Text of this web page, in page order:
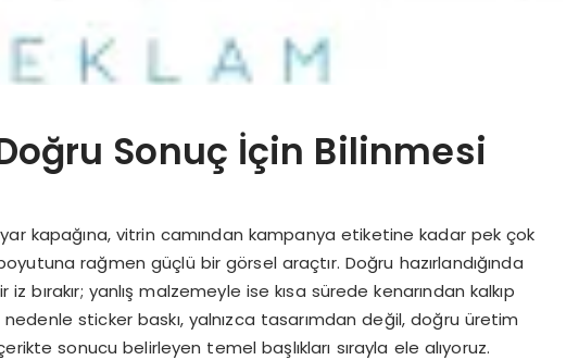
Sonuç İçin Bilinmesi
kapağına, vitrin camından kampanya etiketine kadar pek çok
rağmen güçlü bir görsel araçtır. Doğru hazırlandığında
iz bırakır; yanlış malzemeyle ise kısa sürede kenarından kalkıp
sticker baskı, yalnızca tasarımdan değil, doğru üretim
sonucu belirleyen temel başlıkları sırayla ele alıyoruz.